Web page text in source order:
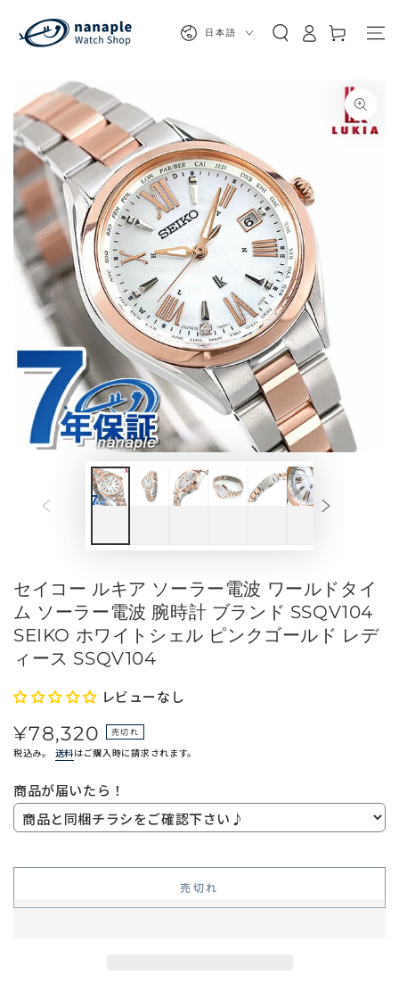
プする
言
日本語
グ
ー
商品の情報にスキップする
モ
ダ
ー
ル
で
1
メ
デ
ィ
セイコー ルキア ソーラー電波 ワールドタイ
ム ソーラー電波 腕時計 ブランド SSQV104
SEIKO ホワイトシェル ピンクゴールド レデ
ィース SSQV104
レビューなし
定
価
¥78,320
売切れ
税込み。 送料はご購入時に請求されます。
商品が届いたら！
売切れ